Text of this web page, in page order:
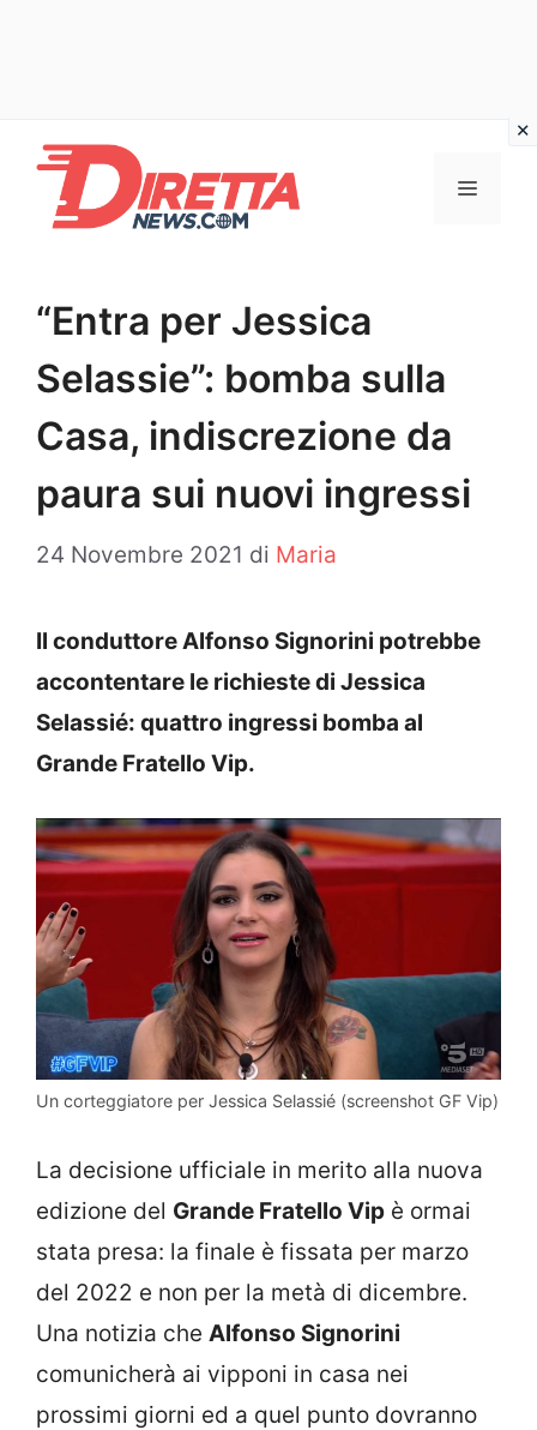
contenuto
Menu
“Entra per Jessica
Selassie”: bomba sulla
Casa, indiscrezione da
paura sui nuovi ingressi
24 Novembre 2021 di Maria
Il conduttore Alfonso Signorini potrebbe
accontentare le richieste di Jessica
Selassié: quattro ingressi bomba al
Grande Fratello Vip.
Un corteggiatore per Jessica Selassié (screenshot GF Vip)
La decisione ufficiale in merito alla nuova
edizione del Grande Fratello Vip è ormai
stata presa: la finale è fissata per marzo
del 2022 e non per la metà di dicembre.
Una notizia che Alfonso Signorini
comunicherà ai vipponi in casa nei
prossimi giorni ed a quel punto dovranno